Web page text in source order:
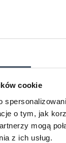
cookie
o tym, jak
mogą
z ich usług.